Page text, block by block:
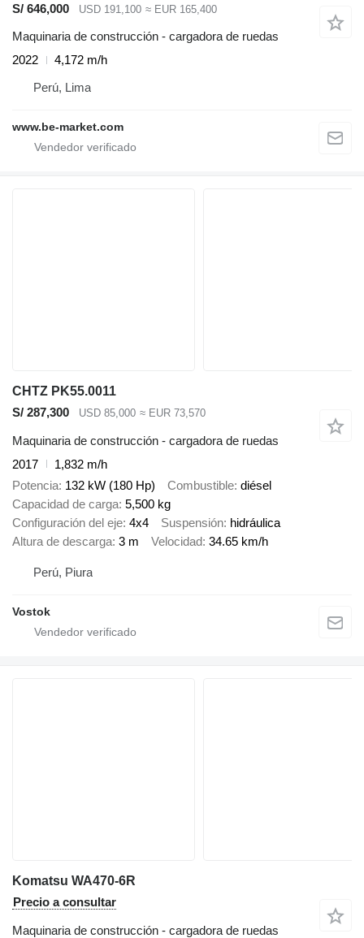
S/ 646,000
USD 191,100 ≈ EUR 165,400
Maquinaria de construcción - cargadora de ruedas
2022
4,172 m/h
Perú, Lima
www.be-market.com
CHTZ PK55.0011
S/ 287,300
USD 85,000 ≈ EUR 73,570
Maquinaria de construcción - cargadora de ruedas
2017
1,832 m/h
Potencia 132 kW (180 Hp) Combustible diésel
Capacidad de carga 5,500 kg
Configuración del eje 4x4 Suspensión hidráulica
Altura de descarga 3 m Velocidad 34.65 km/h
Perú, Piura
Vostok
Komatsu WA470-6R
Precio a consultar
Maquinaria de construcción - cargadora de ruedas